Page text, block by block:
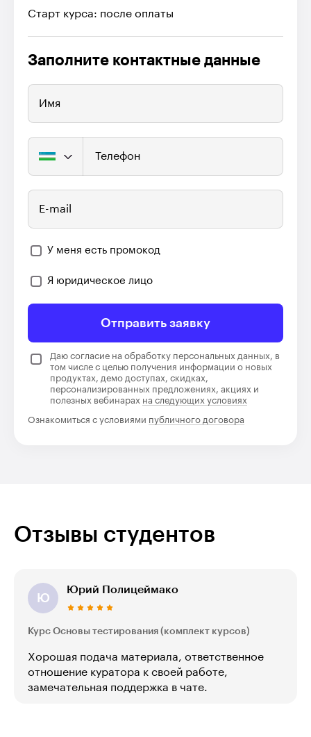
Старт курса: после оплаты
Заполните контактные данные
Имя
Телефон
E-mail
У меня есть промокод
Я юридическое лицо
Отправить заявку
Даю согласие на обработку персональных данных, в
том числе с целью получения информации о новых
продуктах, демо доступах, скидках,
персонализированных предложениях, акциях и
полезных вебинарах на следующих условиях
Ознакомиться с условиями публичного договора
Отзывы студентов
Ю
Юрий Полицеймако
Курс Основы тестирования (комплект курсов)
Хорошая подача материала, ответственное
отношение куратора к своей работе,
замечательная поддержка в чате.